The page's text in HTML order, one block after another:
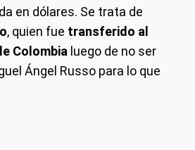
en dólares. Se trata de
, quien fue transferido al
Colombia luego de no ser
Ángel Russo para lo que